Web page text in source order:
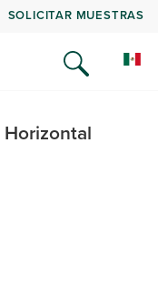
SOLICITAR MUESTRAS
Horizontal